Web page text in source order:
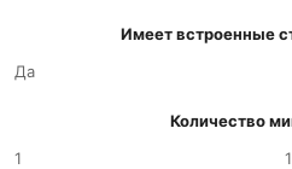
Имеет встроенные
Да
Количество
1
1